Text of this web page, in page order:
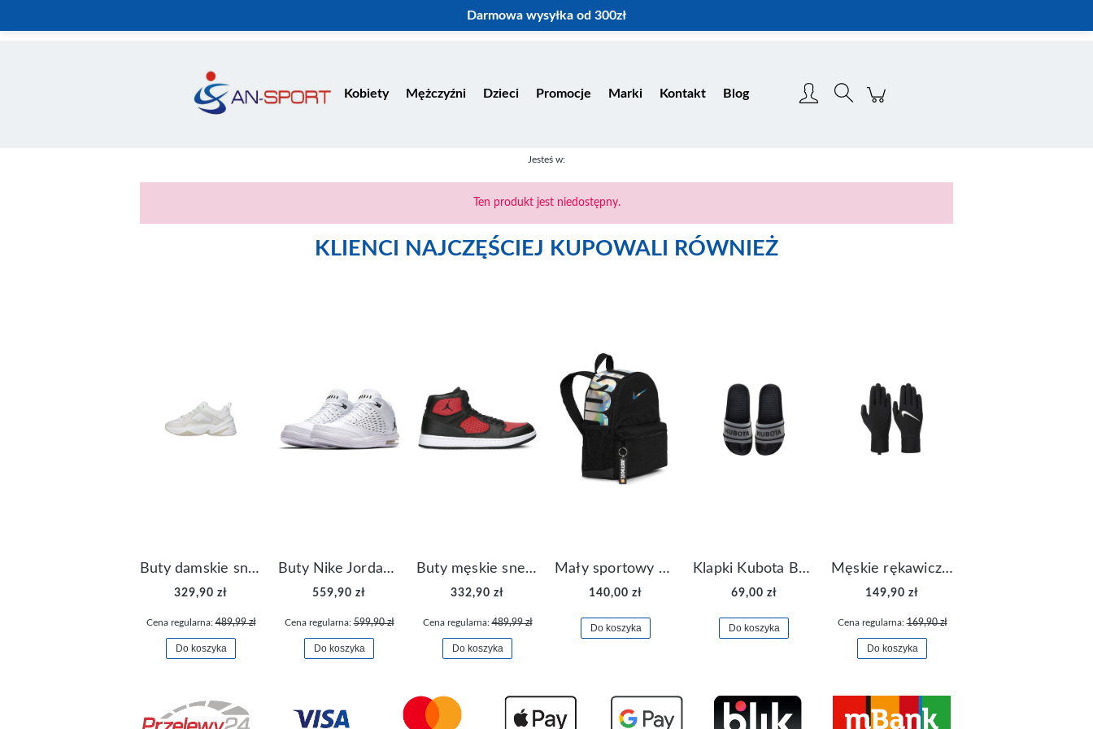
Darmowa wysyłka od 300zł
Kobiety Mężczyźni Dzieci Promocje Marki Kontakt Blog
Jesteś w:
Ten produkt jest niedostępny.
KLIENCI NAJCZĘŚCIEJ KUPOWALI RÓWNIEŻ
Buty damskie sneakersy Nike M2K Tekno AO3108-006
329,90 zł
Cena regularna:489,99 zł
Do koszyka
Buty Nike Jordan Flight Origin 4 921196-100
559,90 zł
Cena regularna:599,90 zł
Do koszyka
Buty męskie sneakersy Jordan Access AR3762-006
332,90 zł
Cena regularna:489,99 zł
Do koszyka
Mały sportowy plecak plecaczek Nike Brasilia JDI DR6091-017
140,00 zł
Do koszyka
Klapki Kubota Basenowe Gel Czarne
69,00 zł
Do koszyka
Męskie rękawiczki Nike Dri-FIT Lightweight Gloves N.RG.M0.082
149,90 zł
Cena regularna:169,90 zł
Do koszyka